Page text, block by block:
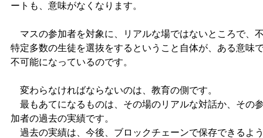
ートも、意味がなくなります。
マスの参加者を対象に、リアルな場ではないところで、
特定多数の生徒を選抜をするということ自体が、ある意味
不可能になっているのです。
変わらなければならないのは、教育の側です。
最もあてになるものは、その場のリアルな対話か、その
加者の過去の実績です。
過去の実績は、今後、ブロックチェーンで保存できるよ